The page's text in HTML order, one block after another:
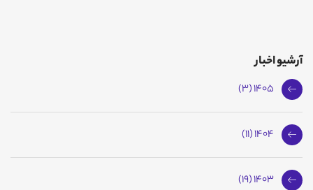
آرشیو اخبار
1405 (3)
1404 (11)
1403 (19)